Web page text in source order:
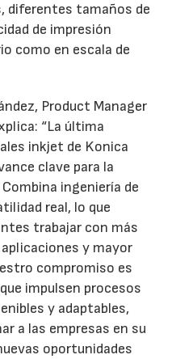
diferentes tamaños de
de impresión
como en escala de
Product Manager
“La última
inkjet de Konica
clave para la
ingeniería de
real, lo que
trabajar con más
y mayor
compromiso es
impulsen procesos
y adaptables,
a las empresas en su
oportunidades